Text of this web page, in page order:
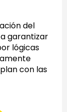
del
garantizar
lógicas
con las